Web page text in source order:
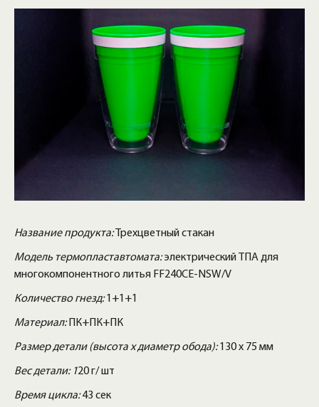
Название продукта: Трехцветный стакан
Модель термопластавтомата:электрический ТПА для
многокомпонентного литья FF240CE-NSW/V
Количество гнезд:1+1+1
Материал:ПК+ПК+ПК
Размер детали (высота х диаметр обода):130 x 75 мм
Вес детали: 120 г/ шт
Время цикла:43 сек